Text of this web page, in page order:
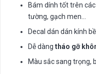
Bám dính tốt trên
tường, gạch men…
Decal dán dán kính
Dễ dàng tháo gỡ
Màu sắc sang trọng,